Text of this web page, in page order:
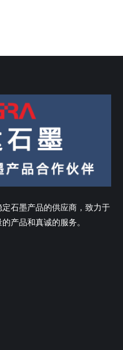
石墨产品的供应商，致力于
产品和真诚的服务。